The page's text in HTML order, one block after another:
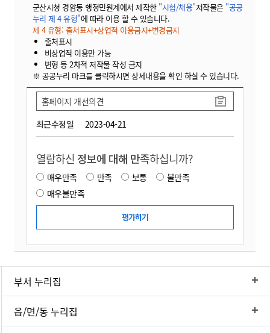
군산시청 경암동 행정민원계에서 제작한 "시험/채용"저작물은 "공공
누리 제 4 유형"에 따라 이용 할 수 있습니다.
제 4 유형: 출처표시+상업적 이용금지+변경금지
출처표시
비상업적 이용만 가능
변형 등 2차적 저작물 작성 금지
※ 공공누리 마크를 클릭하시면 상세내용을 확인 하실 수 있습니다.
최근수정일 2023-04-21
홈페이지 개선의견
열람하신 정보에 대해 만족하십니까?
매우만족 만족 보통
불만족
매우불만족
부서 누리집
읍/면/동 누리집